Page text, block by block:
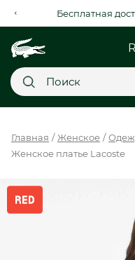
Рассрочка на
НОВИНКИ
SALE
Главная Женское
Женское платье Lacoste